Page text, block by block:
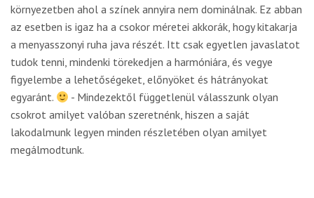
környezetben ahol a színek annyira nem dominálnak. Ez abban
az esetben is igaz ha a csokor méretei akkorák, hogy kitakarja
a menyasszonyi ruha java részét. Itt csak egyetlen javaslatot
tudok tenni, mindenki törekedjen a harmóniára, és vegye
figyelembe a lehetőségeket, előnyöket és hátrányokat
egyaránt.
- Mindezektől függetlenül válasszunk olyan
csokrot amilyet valóban szeretnénk, hiszen a saját
lakodalmunk legyen minden részletében olyan amilyet
megálmodtunk.